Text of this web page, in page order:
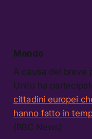
Mondo
A causa del breve
Unito ha
cittadini europei
hanno fatto in
(BBC News)